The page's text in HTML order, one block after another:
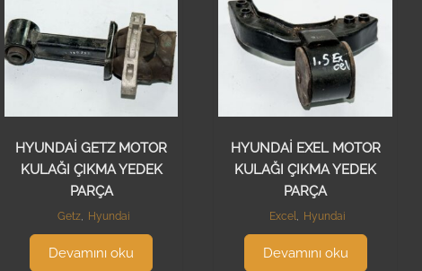
HYUNDAİ GETZ MOTOR
KULAĞI ÇIKMA YEDEK
PARÇA
Getz, Hyundai
Devamını oku
HYUNDAİ EXEL MOTOR
KULAĞI ÇIKMA YEDEK
PARÇA
Excel, Hyundai
Devamını oku